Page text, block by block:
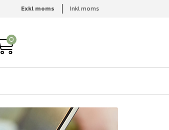
Exkl moms Inkl moms
0